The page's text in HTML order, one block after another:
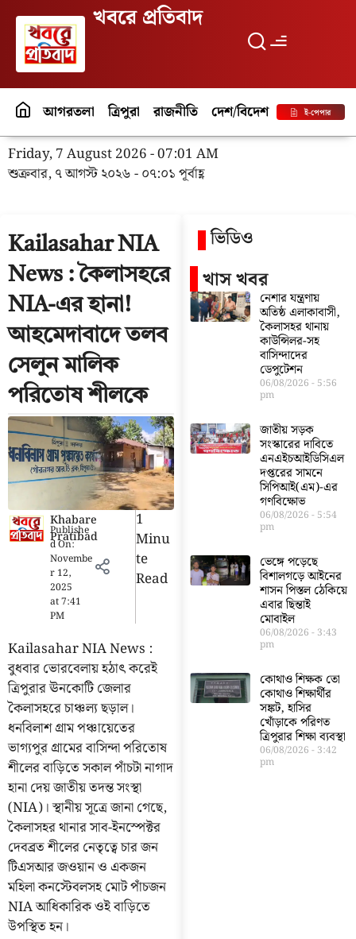
খবরে প্রতিবাদ
আগরতলা ত্রিপুরা রাজনীতি দেশ/বিদেশ পর্যটনই-পেপার
Friday, 7 August 2026 - 07:01 AM
শুক্রবার, ৭ আগস্ট ২০২৬ - ০৭:০১ পূর্বাহ্ণ
Kailasahar NIA
News : কৈলাসহরে
NIA-এর হানা!
আহমেদাবাদে তলব
সেলুন মালিক
পরিতোষ শীলকে
Khabare
Pratibad
Publishe
d On:
Novembe
r 12,
2025
at7:41
PM
1
Minu
Te
Read
Kailasahar NIA News :
বুধবার ভোরবেলায় হঠাৎ করেই
ত্রিপুরার ঊনকোটি জেলার
কৈলাসহরে চাঞ্চল্য ছড়াল।
ধনবিলাশ গ্রাম পঞ্চায়েতের
ভাগ্যপুর গ্রামের বাসিন্দা পরিতোষ
শীলের বাড়িতে সকাল পাঁচটা নাগাদ
হানা দেয় জাতীয় তদন্ত সংস্থা
(NIA)। স্থানীয় সূত্রে জানা গেছে,
কৈলাসহর থানার সাব-ইনস্পেক্টর
দেবব্রত শীলের নেতৃত্বে চার জন
টিএসআর জওয়ান ও একজন
মহিলা কনস্টেবলসহ মোট পাঁচজন
NIA আধিকারিক ওই বাড়িতে
উপস্থিত হন।
ভিডিও
খাস খবর
নেশার যন্ত্রণায়
অতিষ্ঠ এলাকাবাসী,
কৈলাসহর থানায়
কাউন্সিলর-সহ
বাসিন্দাদের
ডেপুটেশন
06/08/2026 5:56
pm
জাতীয় সড়ক
সংস্কারের দাবিতে
এনএইচআইডিসিএল
দপ্তরের সামনে
সিপিআই(এম)-এর
গণবিক্ষোভ
06/08/2026 5:54
pm
ভেঙ্গে পড়েছে
বিশালগড়ে আইনের
শাসন পিস্তল ঠেকিয়ে
এবার ছিন্তাই
মোবাইল
06/08/2026 3:43
pm
কোথাও শিক্ষক তো
কোথাও শিক্ষার্থীর
সঙ্কট, হাসির
খোঁড়াকে পরিণত
ত্রিপুরার শিক্ষা ব্যবস্থা
06/08/2026 3:42
pm